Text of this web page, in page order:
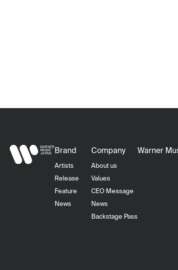
Brand
Artists
Release
Feature
News
Company
About us
Values
CEO Message
News
Backstage Pass
Warner